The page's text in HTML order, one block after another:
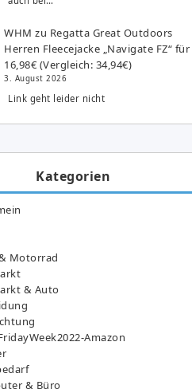
WHM zu Regatta Great Outdoors
Herren Fleecejacke „Navigate FZ“ für
16,98€ (Vergleich: 34,94€)
3. August 2026
Link geht leider nicht
Kategorien
Motorrad
& Auto
Amazon
& Büro